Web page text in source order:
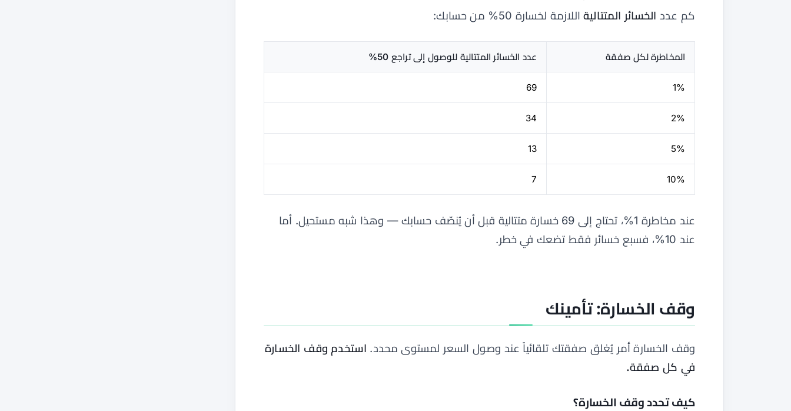
كم عدد الخسائر المتتاليةاللازمة لخسارة 50% من حسابك:
المخاطرة لكل صفقة عدد الخسائر المتتالية للوصول إلى تراجع 50%
1%
69
2%
34
5%
13
10%
7
عند مخاطرة 1%، تحتاج إلى 69 خسارة متتالية قبل أن يُنصّف حسابك — وهذا شبه مستحيل. أما
عند 10%، فسبع خسائر فقط تضعك في خطر.
وقف الخسارة: تأمينك
وقف الخسارة أمر يُغلق صفقتك تلقائياً عند وصول السعر لمستوى محدد. استخدم وقف الخسارة
في كل صفقة.
كيف تحدد وقف الخسارة؟